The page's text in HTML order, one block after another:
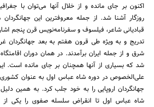
اکنون بر جای مانده و از خلال آنها می‌توان با
روزگار آشنا شد. از جمله معروفترین این
قبادیانی شاعر، فیلسوف و سفرنامه‌نویس قرن پنجم
تدریج و به ویژه طی قرون هفتم به بعد جهانگردان
شرق و از جمله ایران برآمدند. در همان دوران
شد که بسیاری از آنها همچنان بر جای مانده است.
علی‌الخصوص در دوره شاه عباس اول به عنوان
جهانگردان اروپایی را به خود جلب کرد. به همین
شاه عباس اول تا انقراض سلسله صفوی را یکی از